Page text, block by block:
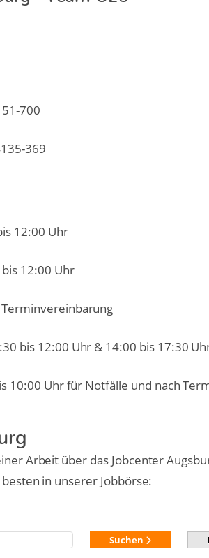
700
369
12:00 Uhr
12:00 Uhr
Terminvereinbarung
bis 12:00 Uhr & 14:00 bis 17:30
10:00 Uhr für Notfälle und nach
Arbeit über das Jobcenter
in unserer Jobbörse:
Suchen